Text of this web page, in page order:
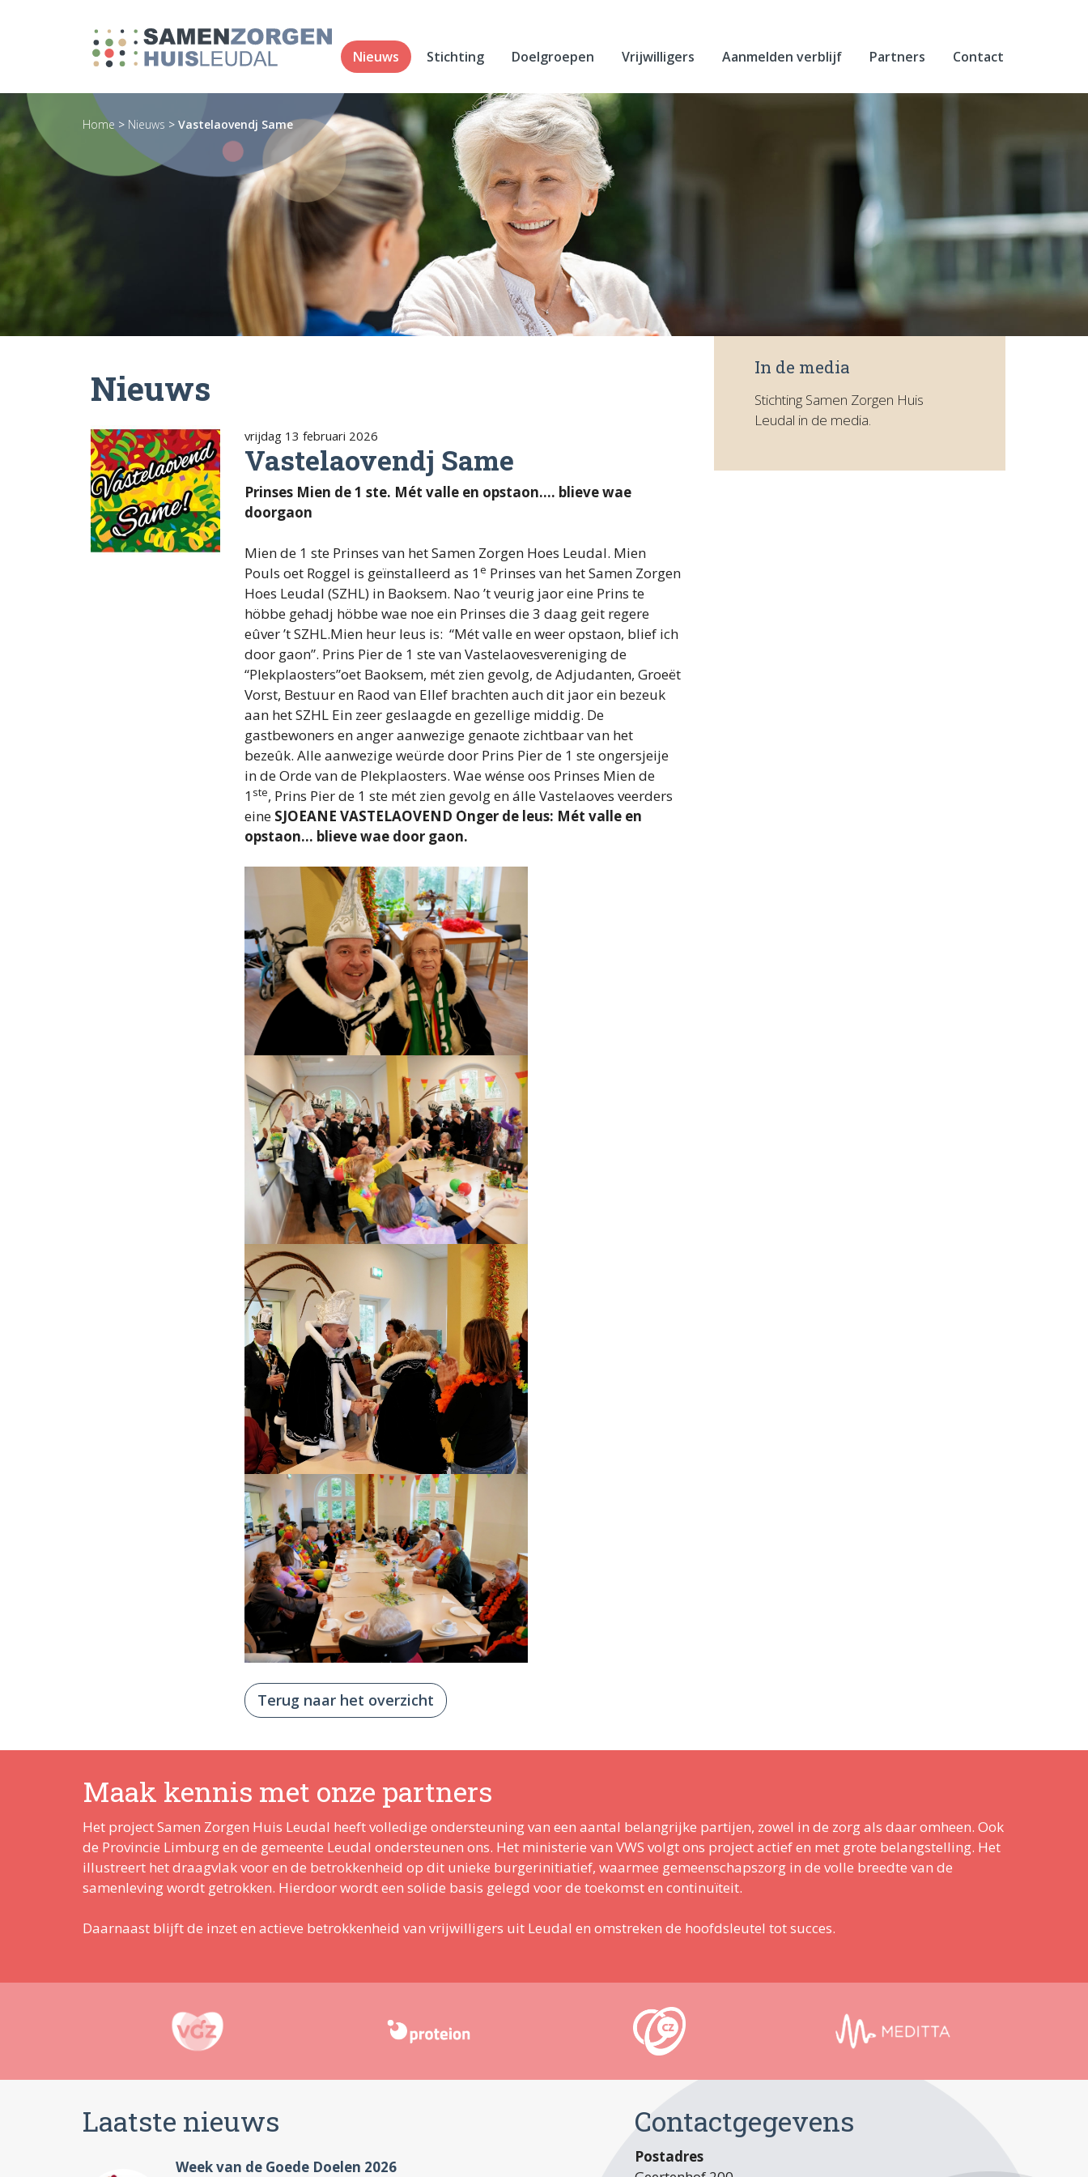
Nieuws Stichting Doelgroepen Vrijwilligers Aanmelden verblijf Partners Contact
Home > Nieuws > Vastelaovendj Same
Nieuws
vrijdag 13 februari 2026
Vastelaovendj Same
Prinses Mien de 1 ste. Mét valle en opstaon.... blieve wae
doorgaon
Mien de 1 ste Prinses van het Samen Zorgen Hoes Leudal. Mien
Pouls oet Roggel is geïnstalleerd as 1 e Prinses van het Samen Zorgen
Hoes Leudal (SZHL) in Baoksem. Nao ’t veurig jaor eine Prins te
höbbe gehadj höbbe wae noe ein Prinses die 3 daag geit regere
eûver ’t SZHL.Mien heur leus is: “Mét valle en weer opstaon, blief ich
door gaon”. Prins Pier de 1 ste van Vastelaovesvereniging de
“Plekplaosters”oet Baoksem, mét zien gevolg, de Adjudanten, Groeët
Vorst, Bestuur en Raod van Ellef brachten auch dit jaor ein bezeuk
aan het SZHL Ein zeer geslaagde en gezellige middig. De
gastbewoners en anger aanwezige genaote zichtbaar van het
bezeûk. Alle aanwezige weürde door Prins Pier de 1 ste ongersjeije
in de Orde van de Plekplaosters. Wae wénse oos Prinses Mien de
1 ste, Prins Pier de 1 ste mét zien gevolg en álle Vastelaoves veerders
eine SJOEANE VASTELAOVEND Onger de leus: Mét valle en
opstaon… blieve wae door gaon.
Terug naar het overzicht
In de media
Stichting Samen Zorgen Huis
Leudal in de media.
Maak kennis met onze partners
Het project Samen Zorgen Huis Leudal heeft volledige ondersteuning van een aantal belangrijke partijen, zowel in de zorg als daar omheen. Ook
de Provincie Limburg en de gemeente Leudal ondersteunen ons. Het ministerie van VWS volgt ons project actief en met grote belangstelling. Het
illustreert het draagvlak voor en de betrokkenheid op dit unieke burgerinitiatief, waarmee gemeenschapszorg in de volle breedte van de
samenleving wordt getrokken. Hierdoor wordt een solide basis gelegd voor de toekomst en continuïteit.
Daarnaast blijft de inzet en actieve betrokkenheid van vrijwilligers uit Leudal en omstreken de hoofdsleutel tot succes.
Laatste nieuws
Week van de Goede Doelen 2026
Contactgegevens
Postadres